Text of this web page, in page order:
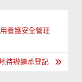
養護安全管理
待辦繼承登記